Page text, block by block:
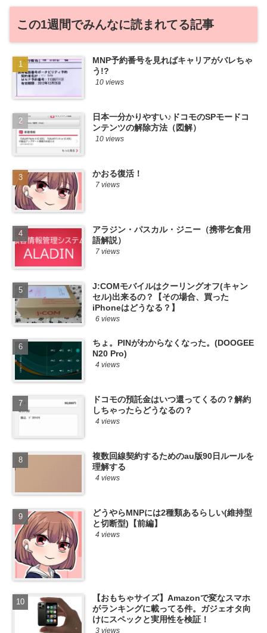
この1週間でみんなに読まれてる記事
MNP予約番号を見ればキャリアがバレちゃ
う!?
10 views
日本一分かりやすい♪ドコモのSPモードコ
ンテンツの解除方法（図解）
10 views
かおる復活！
7 views
アラジン・パスカル・ジニー（携帯乞食用
語解説）
7 views
J:COMモバイルはクーリングオフ(キャン
セル)出来るの？【その場合、買った
iPhoneはどうなる？】
6 views
ちょ。PINがわからなくなった。(DOOGEE
N20 Pro)
4 views
ドコモの預託金はいつ還ってくるの？解約
しちゃったらどうなるの？
4 views
複数回線契約するためのau版90日ルールを
理解する
4 views
どうやらMNPには2種類あるらしい(維持型
と切断型)【前編】
4 views
【おもちゃサイズ】Amazonで変なスマホ
がランキングに載ってる件。ガジェオタ向
けにスペックと実用性を検証！
3 views